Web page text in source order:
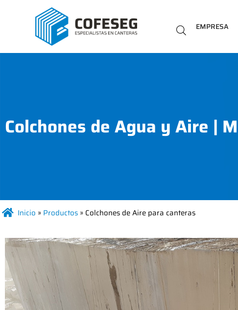
EMPRESA
Colchones de Agua y Aire |
Inicio » Productos » Colchones de Aire para canteras